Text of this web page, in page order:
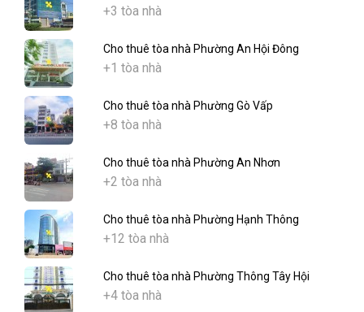
+3 tòa nhà
Cho thuê tòa nhà Phường An Hội Đông
+1 tòa nhà
Cho thuê tòa nhà Phường Gò Vấp
+8 tòa nhà
Cho thuê tòa nhà Phường An Nhơn
+2 tòa nhà
Cho thuê tòa nhà Phường Hạnh Thông
+12 tòa nhà
Cho thuê tòa nhà Phường Thông Tây Hội
+4 tòa nhà